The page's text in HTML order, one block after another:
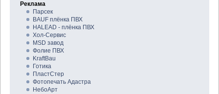
Реклама
Парсек
BAUF плёнка ПВХ
HALEAD - плёнка ПВХ
Хол-Сервис
MSD завод
Фолие ПВХ
KraftBau
Готика
ПластСтер
Фотопечать Адастра
НебоАрт